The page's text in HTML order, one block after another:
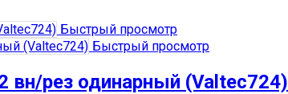
Быстрый просмотр
Быстрый просмотр
вн/рез одинарный (Valtec724)